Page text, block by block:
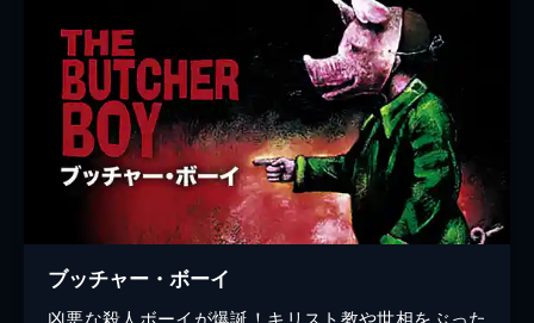
ブッチャー・ボーイ